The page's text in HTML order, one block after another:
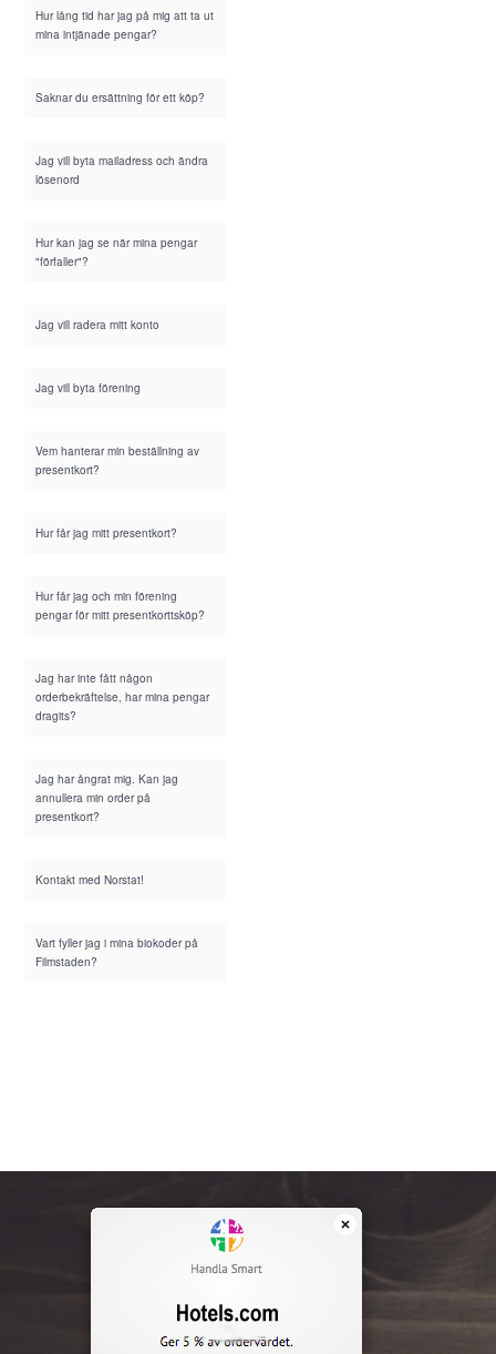
Hur lång tid har jag på mig att ta ut
mina intjänade pengar?
Saknar du ersättning för ett köp?
Jag vill byta mailadress och ändra
lösenord
Hur kan jag se när mina pengar
"förfaller"?
Jag vill radera mitt konto
Jag vill byta förening
Vem hanterar min beställning av
presentkort?
Hur får jag mitt presentkort?
Hur får jag och min förening
pengar för mitt presentkorttsköp?
Jag har inte fått någon
orderbekräftelse, har mina pengar
dragits?
Jag har ångrat mig. Kan jag
annullera min order på
presentkort?
Kontakt med Norstat!
Vart fyller jag i mina biokoder på
Filmstaden?